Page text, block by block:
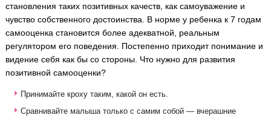
становления таких позитивных качеств, как самоуважение и
чувство собственного достоинства. В норме у ребенка к 7 годам
самооценка становится более адекватной, реальным
регулятором его поведения. Постепенно приходит понимание и
видение себя как бы со стороны. Что нужно для развития
позитивной самооценки?
Принимайте кроху таким, какой он есть.
Сравнивайте малыша только с самим собой — вчерашние